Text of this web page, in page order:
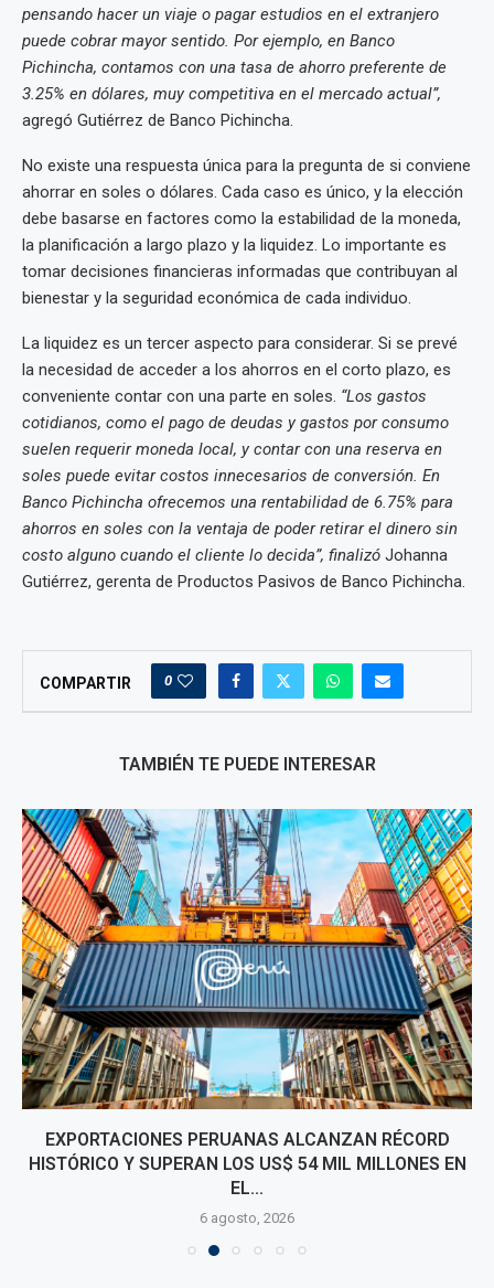
pensando hacer un viaje o pagar estudios en el extranjero
puede cobrar mayor sentido. Por ejemplo, en Banco
Pichincha, contamos con una tasa de ahorro preferente de
3.25% en dólares, muy competitiva en el mercado actual”,
agregó Gutiérrez de Banco Pichincha.
No existe una respuesta única para la pregunta de si conviene
ahorrar en soles o dólares. Cada caso es único, y la elección
debe basarse en factores como la estabilidad de la moneda,
la planificación a largo plazo y la liquidez. Lo importante es
tomar decisiones financieras informadas que contribuyan al
bienestar y la seguridad económica de cada individuo.
La liquidez es un tercer aspecto para considerar. Si se prevé
la necesidad de acceder a los ahorros en el corto plazo, es
conveniente contar con una parte en soles. “Los gastos
cotidianos, como el pago de deudas y gastos por consumo
suelen requerir moneda local, y contar con una reserva en
soles puede evitar costos innecesarios de conversión. En
Banco Pichincha ofrecemos una rentabilidad de 6.75% para
ahorros en soles con la ventaja de poder retirar el dinero sin
costo alguno cuando el cliente lo decida”, finalizó Johanna
Gutiérrez, gerenta de Productos Pasivos de Banco Pichincha.
COMPARTIR 0
TAMBIÉN TE PUEDE INTERESAR
EXPORTACIONES PERUANAS ALCANZAN RÉCORD
HISTÓRICO Y SUPERAN LOS US$ 54 MIL MILLONES EN
EL...
6 agosto, 2026